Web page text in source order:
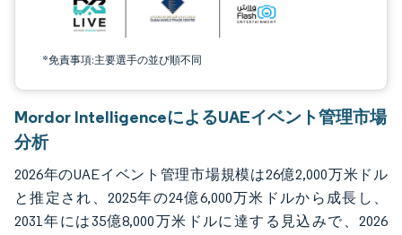
*免責事項:主要選手の並び順不同
Mordor IntelligenceによるUAEイベント管理市場
分析
2026年のUAEイベント管理市場規模は26億2,000万米ドル
と推定され、2025年の24億6,000万米ドルから成長し、
2031年には35億8,000万米ドルに達する見込みで、2026